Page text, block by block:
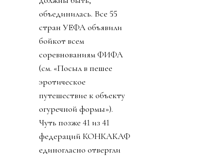
объединилась. Все 55
стран УЕФА объявили
бойкот всем
соревнованиям ФИФА
(см. «Посыл в пешее
эротическое
путешествие к объекту
огуречной формы»).
Чуть позже 41 из 41
федераций КОНКАКАФ
единогласно отвергли